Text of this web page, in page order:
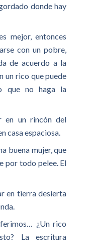
donde hay
mejor, entonces
con un pobre,
de acuerdo a la
un rico que puede
que no haga la
en un rincón del
casa espaciosa.
buena mujer, que
por todo pelee. El
en tierra desierta
¿Un rico
La escritura